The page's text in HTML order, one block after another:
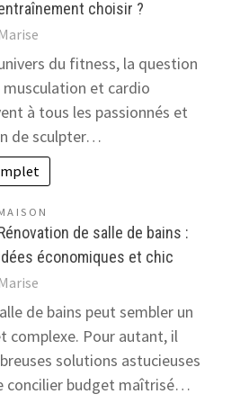
choisir ?
du fitness, la question
et cardio
à tous les passionnés et
de sculpter…
de salle de bains :
économiques et chic
de bains peut sembler un
complexe. Pour autant, il
solutions astucieuses
concilier budget maîtrisé…